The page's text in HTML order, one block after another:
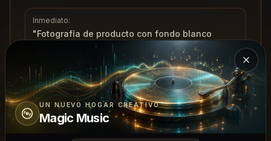
Inmediato:
"Fotografía de producto con fondo blanco
UN NUEVO HOGAR CREATIVO
Magic Music